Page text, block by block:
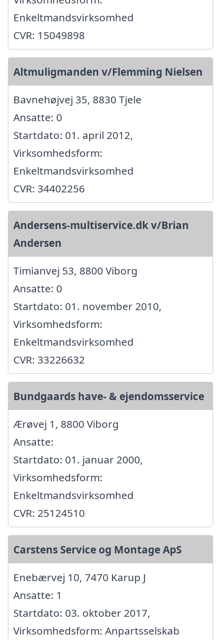
Enkeltmandsvirksomhed
CVR: 15049898
Altmuligmanden v/Flemming Nielsen
Bavnehøjvej 35, 8830 Tjele
Ansatte: 0
Startdato: 01. april 2012,
Virksomhedsform:
Enkeltmandsvirksomhed
CVR: 34402256
Andersens-multiservice.dk v/Brian
Andersen
Timianvej 53, 8800 Viborg
Ansatte: 0
Startdato: 01. november 2010,
Virksomhedsform:
Enkeltmandsvirksomhed
CVR: 33226632
Bundgaards have- & ejendomsservice
Ærøvej 1, 8800 Viborg
Ansatte:
Startdato: 01. januar 2000,
Virksomhedsform:
Enkeltmandsvirksomhed
CVR: 25124510
Carstens Service og Montage ApS
Enebærvej 10, 7470 Karup J
Ansatte: 1
Startdato: 03. oktober 2017,
Virksomhedsform: Anpartsselskab